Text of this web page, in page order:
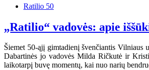
Ratilio 50
„Ratilio“ vadovės: apie
Šiemet 50-ąjį gimtadienį švenčiantis
Dabartinės jo vadovės Milda Ričkutė ir
laikotarpį buvę momentų, kai nuo narių